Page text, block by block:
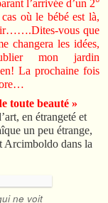
l’arrivée d’un 2°
où le bébé est là,
vous que
changera les idées,
mon jardin
La prochaine fois
toute beauté »
en étrangeté et
un peu étrange,
Arcimboldo dans la
ne voit